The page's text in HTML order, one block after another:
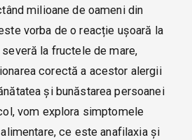
milioane de oameni din
vorba de o reacție ușoară la
la fructele de mare,
corectă a acestor alergii
și bunăstarea persoanei
vom explora simptomele
ce este anafilaxia și